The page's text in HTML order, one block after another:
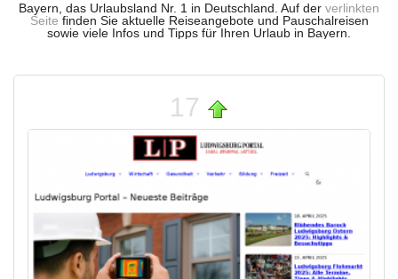
Bayern, das Urlaubsland Nr. 1 in Deutschland. Auf der verlinkten
Seite finden Sie aktuelle Reiseangebote und Pauschalreisen
sowie viele Infos und Tipps für Ihren Urlaub in Bayern.
17